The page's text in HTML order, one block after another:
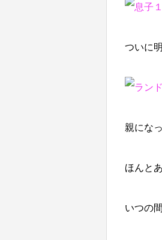
ついに
親にな
ほんと
いつの